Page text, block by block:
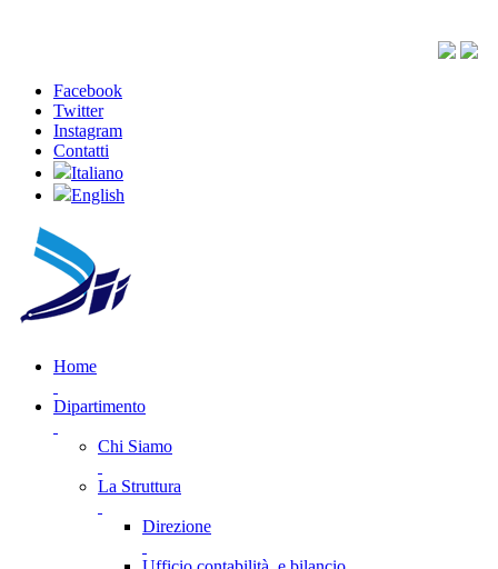
Facebook
Twitter
Instagram
Contatti
Italiano
English
Home
Dipartimento
Chi Siamo
La Struttura
Direzione